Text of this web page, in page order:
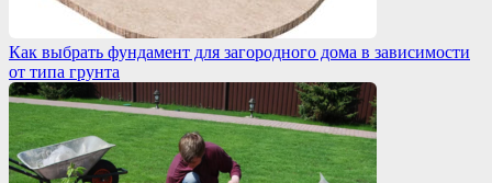
Как выбрать фундамент для загородного дома в зависимости
от типа грунта